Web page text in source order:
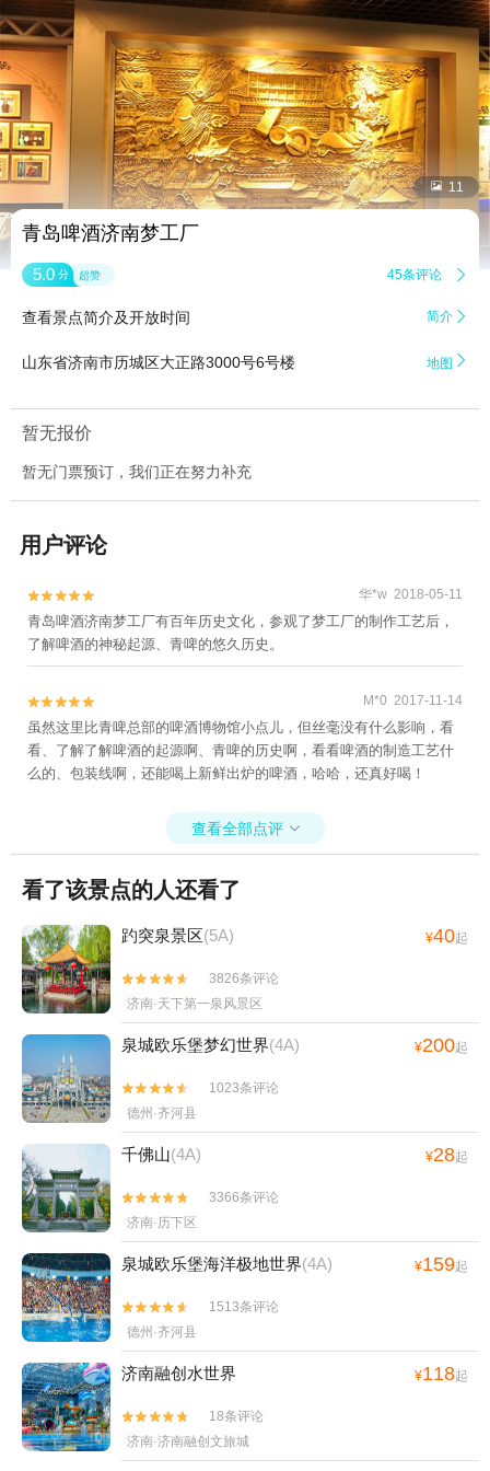
 11
青岛啤酒济南梦工厂
5.0 分 超赞 45条评论 
查看景点简介及开放时间 简介 
山东省济南市历城区大正路3000号6号楼 地图 
暂无报价
暂无门票预订，我们正在努力补充
用户评论

 华*w 2018-05-11
青岛啤酒济南梦工厂有百年历史文化，参观了梦工厂的制作工艺后，
了解啤酒的神秘起源、青啤的悠久历史。

 M*0 2017-11-14
虽然这里比青啤总部的啤酒博物馆小点儿，但丝毫没有什么影响，看
看、了解了解啤酒的起源啊、青啤的历史啊，看看啤酒的制造工艺什
么的、包装线啊，还能喝上新鲜出炉的啤酒，哈哈，还真好喝！
查看全部点评 
看了该景点的人还看了
趵突泉景区(5A) ¥40起


3826条评论
济南·天下第一泉风景区
泉城欧乐堡梦幻世界(4A) ¥200起


1023条评论
德州·齐河县
千佛山(4A) ¥28起


3366条评论
济南·历下区
泉城欧乐堡海洋极地世界(4A) ¥159起


1513条评论
德州·齐河县
济南融创水世界 ¥118起


18条评论
济南·济南融创文旅城
